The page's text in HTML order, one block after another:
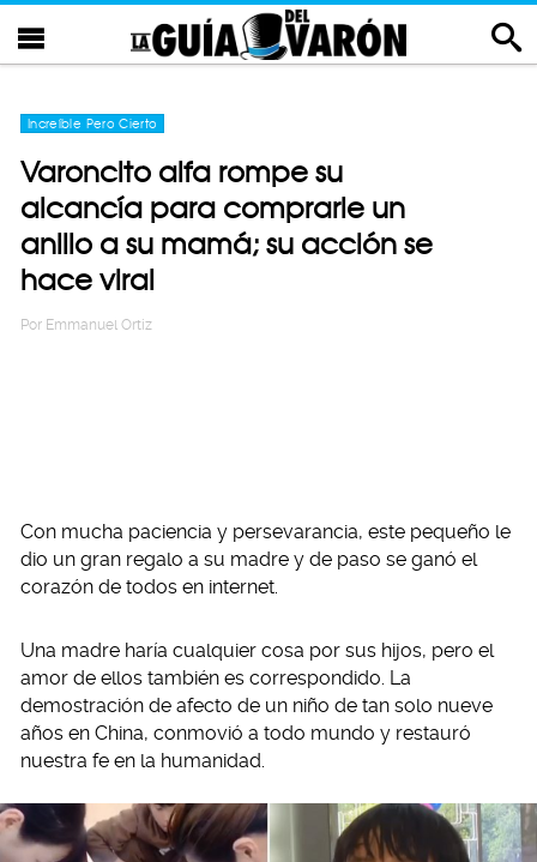
Increíble Pero Cierto
Varoncito alfa rompe su
alcancía para comprarle un
anillo a su mamá; su acción se
hace viral
Por Emmanuel Ortiz
Con mucha paciencia y persevarancia, este pequeño le
dio un gran regalo a su madre y de paso se ganó el
corazón de todos en internet.
Una madre haría cualquier cosa por sus hijos, pero el
amor de ellos también es correspondido. La
demostración de afecto de un niño de tan solo nueve
años en China, conmovió a todo mundo y restauró
nuestra fe en la humanidad.